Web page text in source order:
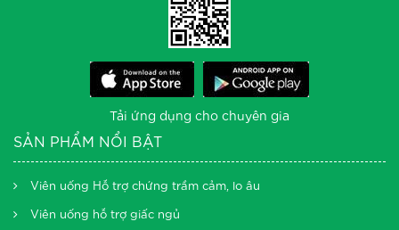
Tải ứng dụng cho chuyên gia
SẢN PHẨM NỔI BẬT
Viên uống Hỗ trợ chứng trầm cảm, lo âu
Viên uống hỗ trợ giấc ngủ